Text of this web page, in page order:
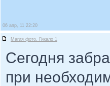
06 апр, 11 22:20
Магия фото. Гикало 1
Cегодня
при